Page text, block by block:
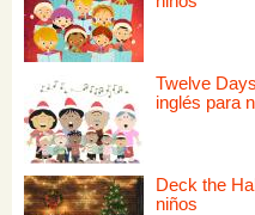
Twelve
inglés para
Deck the
niños